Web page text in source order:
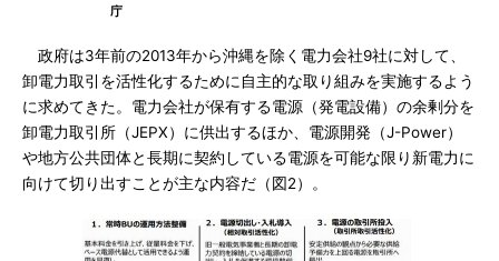
庁
政府は3年前の2013年から沖縄を除く電力会社9社に対して、
卸電力取引を活性化するために自主的な取り組みを実施するよう
に求めてきた。電力会社が保有する電源（発電設備）の余剰分を
卸電力取引所（JEPX）に供出するほか、電源開発（J-Power）
や地方公共団体と長期に契約している電源を可能な限り新電力に
向けて切り出すことが主な内容だ（図2）。